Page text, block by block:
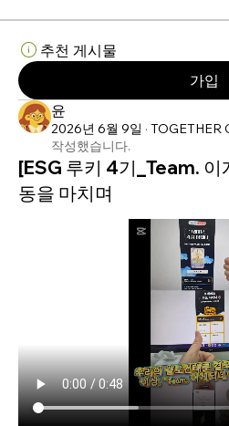
추천 게시물
가입
윤
2026년 6월 9일 · TOGETHER
작성했습니다.
[ESG 루키 4기_Team.
동을 마치며